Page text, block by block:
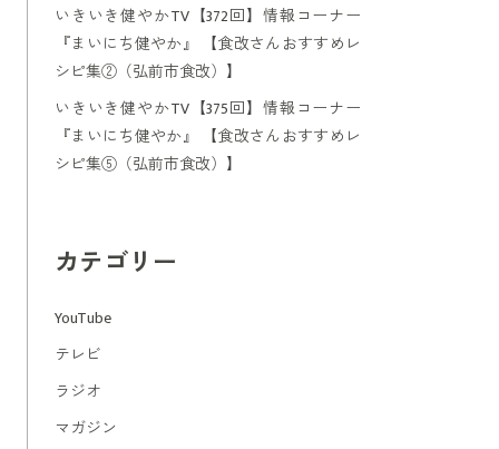
いきいき健やかTV【372回】情報コーナー
『まいにち健やか』 【食改さんおすすめレ
シピ集②（弘前市食改）】
いきいき健やかTV【375回】情報コーナー
『まいにち健やか』 【食改さんおすすめレ
シピ集⑤（弘前市食改）】
カテゴリー
YouTube
テレビ
ラジオ
マガジン